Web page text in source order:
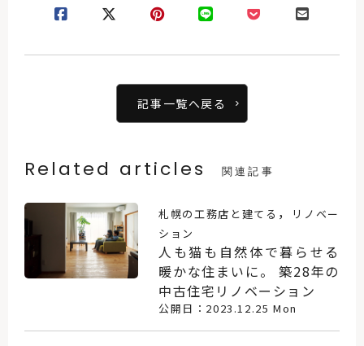
記事一覧へ戻る
Related articles 関連記事
札幌の工務店と建てる ，
リノベー
ション
人も猫も自然体で暮らせる
暖かな住まいに。 築28年の
中古住宅リノベーション
公開日：2023.12.25 Mon